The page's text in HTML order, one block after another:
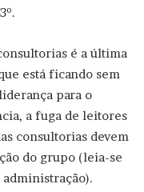
é a última
está ficando sem
para o
a fuga de leitores
consultorias devem
do grupo (leia-se
administração).